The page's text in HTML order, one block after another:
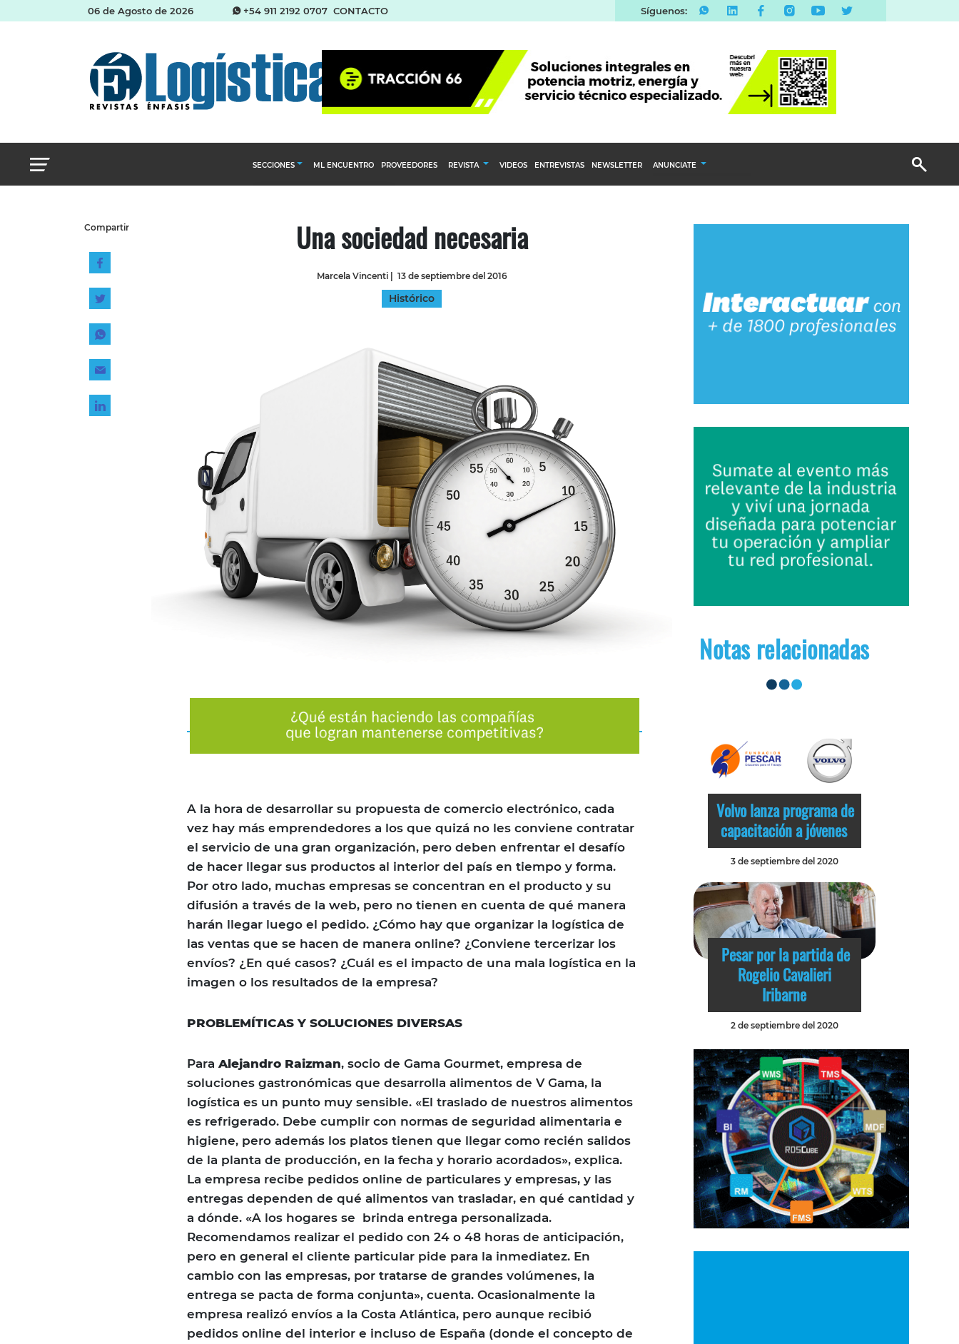
06 de Agosto de 2026 +54 911 2192 0707 CONTACTO Síguenos:
SECCIONES
Almacenes e inventarios
Logística y distribución
ML ENCUENTRO PROVEEDORES REVISTA
SUSCRÍBASE
VIDEOS ENTREVISTAS NEWSLETTER ANUNCIATE
Email Marketing
Compartir Una sociedad necesaria
Marcela Vincenti| 13 de septiembre del 2016
Histórico
A la hora de desarrollar su propuesta de comercio electrónico, cada
vez hay más emprendedores a los que quizá no les conviene contratar
el servicio de una gran organización, pero deben enfrentar el desafío
de hacer llegar sus productos al interior del país en tiempo y forma.
Por otro lado, muchas empresas se concentran en el producto y su
difusión a través de la web, pero no tienen en cuenta de qué manera
harán llegar luego el pedido. ¿Cómo hay que organizar la logística de
las ventas que se hacen de manera online? ¿Conviene tercerizar los
envíos? ¿En qué casos? ¿Cuál es el impacto de una mala logística en la
imagen o los resultados de la empresa?
PROBLEMÍTICAS Y SOLUCIONES DIVERSAS
Para Alejandro Raizman, socio de Gama Gourmet, empresa de
soluciones gastronómicas que desarrolla alimentos de V Gama, la
logística es un punto muy sensible. «El traslado de nuestros alimentos
es refrigerado. Debe cumplir con normas de seguridad alimentaria e
higiene, pero además los platos tienen que llegar como recién salidos
de la planta de producción, en la fecha y horario acordados», explica.
La empresa recibe pedidos online de particulares y empresas, y las
entregas dependen de qué alimentos van trasladar, en qué cantidad y
a dónde. «A los hogares se brinda entrega personalizada.
Recomendamos realizar el pedido con 24 o 48 horas de anticipación,
pero en general el cliente particular pide para la inmediatez. En
cambio con las empresas, por tratarse de grandes volúmenes, la
entrega se pacta de forma conjunta», cuenta. Ocasionalmente la
empresa realizó envíos a la Costa Atlántica, pero aunque recibió
pedidos online del interior e incluso de España (donde el concepto de
Notas relacionadas
Volvo lanza programa de
capacitación a jóvenes
3 de septiembre del 2020
Pesar por la partida de
Rogelio Cavalieri
Iribarne
2 de septiembre del 2020